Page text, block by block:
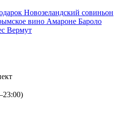
Новозеландский совиньон
вино Амароне Бароло
Вермут